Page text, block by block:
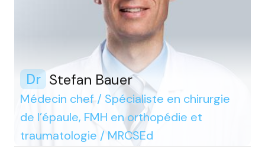
Dr Stefan Bauer
Médecin chef / Spécialiste en chirurgie
de l’épaule, FMH en orthopédie et
traumatologie / MRCSEd